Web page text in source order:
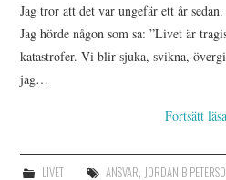
Jag tror att det var ungefär ett år
Jag hörde någon som sa: ”Livet är
katastrofer. Vi blir sjuka, svikna,
jag…
Fortsätt läsa
LIVET ANSVAR, JORDAN B